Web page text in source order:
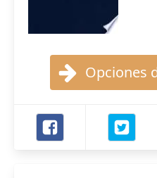
Opciones